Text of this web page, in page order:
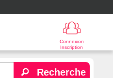
Connexion
Inscription
Recherche